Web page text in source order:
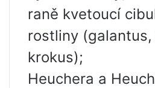
raně kvetoucí
rostliny
krokus);
Heuchera a